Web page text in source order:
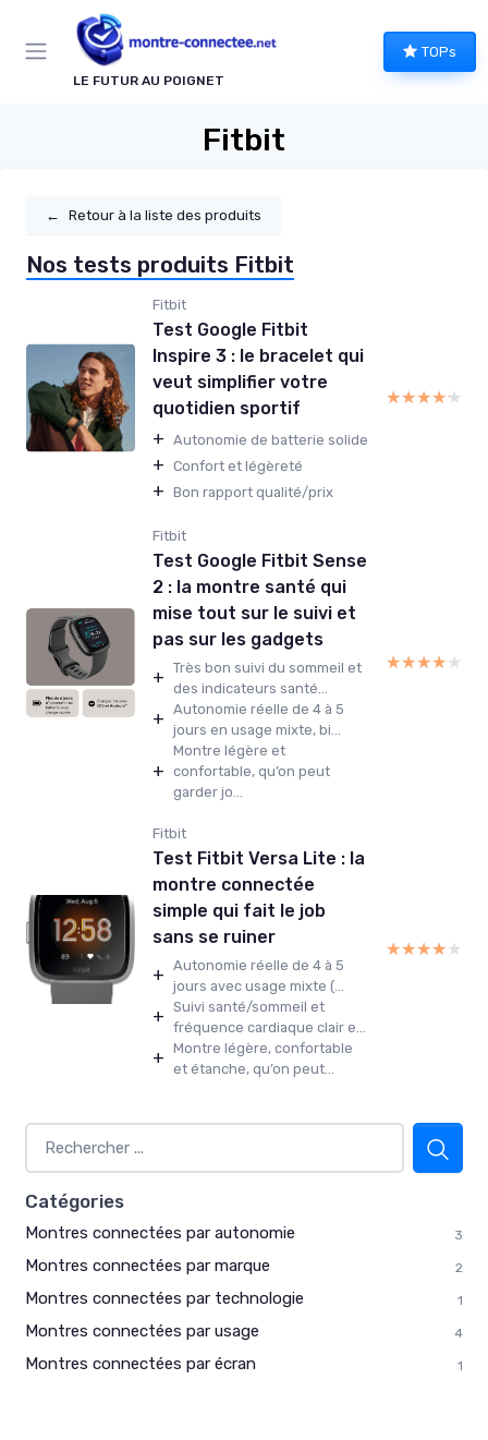
LE FUTUR AU POIGNET
TOPs
Fitbit
← Retour à la liste des produits
Nos tests produits Fitbit
Fitbit
Test Google Fitbit
Inspire 3 : le bracelet qui
veut simplifier votre
quotidien sportif
+ Autonomie de batterie solide
+ Confort et légèreté
+ Bon rapport qualité/prix
★★★★★
★★★★★
Fitbit
Test Google Fitbit Sense
2 : la montre santé qui
mise tout sur le suivi et
pas sur les gadgets
+ Très bon suivi du sommeil et
des indicateurs santé...
+ Autonomie réelle de 4 à 5
jours en usage mixte, bi...
+
Montre légère et
confortable, qu’on peut
garder jo...
★★★★★
★★★★★
Fitbit
Test Fitbit Versa Lite : la
montre connectée
simple qui fait le job
sans se ruiner
+ Autonomie réelle de 4 à 5
jours avec usage mixte (...
+ Suivi santé/sommeil et
fréquence cardiaque clair e...
+ Montre légère, confortable
et étanche, qu’on peut...
★★★★★
★★★★★
Catégories
Montres connectées par autonomie 3
Montres connectées par marque 2
Montres connectées par technologie 1
Montres connectées par usage 4
Montres connectées par écran 1
Panneau de gestion des cookies